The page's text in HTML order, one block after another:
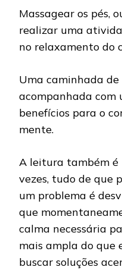
Massagear os pés,
realizar uma
no relaxamento do
Uma caminhada
acompanhada com
benefícios para o
mente.
A leitura também
vezes, tudo de que
um problema é
que
calma necessária
mais ampla do que
buscar soluções